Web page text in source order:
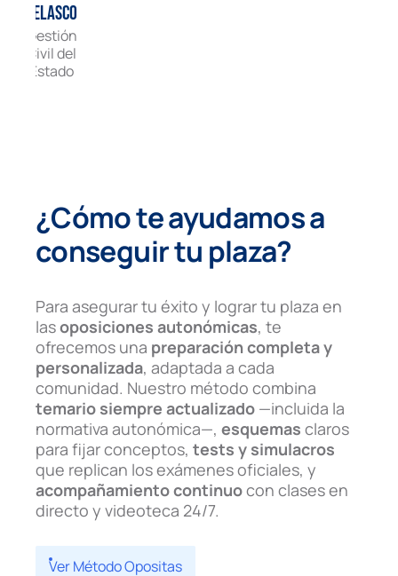
Velasco
Gestión
Civil del
Estado
¿Cómo te ayudamos a
conseguir tu plaza?
Para asegurar tu éxito y lograr tu plaza en
lasoposiciones autonómicas, te
ofrecemos una preparación completa y
personalizada, adaptada a cada
comunidad. Nuestro método combina
temario siempre actualizado —incluida la
normativa autonómica—, esquemas claros
para fijar conceptos, tests y simulacros
que replican los exámenes oficiales, y
acompañamiento continuocon clases en
directo y videoteca 24/7.
Ver Método Opositas